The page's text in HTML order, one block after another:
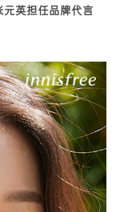
英担任品牌代言